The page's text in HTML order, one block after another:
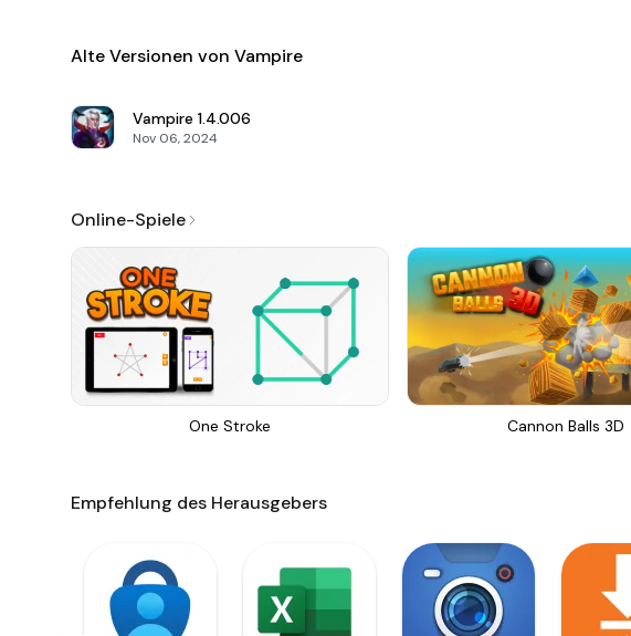
Alte Versionen von Vampire
Vampire 1.4.006
Nov 06, 2024
Online-Spiele
One Stroke Cannon Balls 3D
Empfehlung des Herausgebers